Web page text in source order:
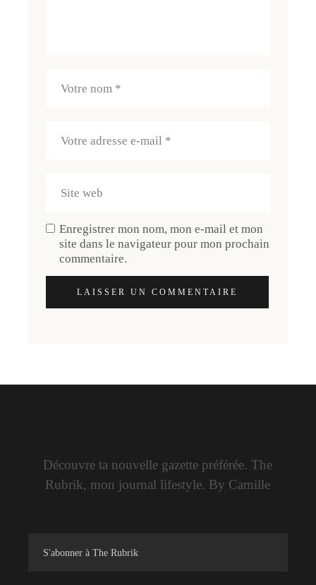
Enregistrer mon nom, mon e-mail et mon
site dans le navigateur pour mon prochain
commentaire.
LAISSER UN COMMENTAIRE
Découvre ta nouvelle gazette préférée. The
Rubrik, mon journal lifestyle. By Camille